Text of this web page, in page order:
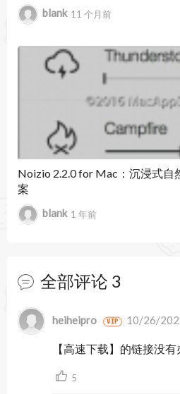
深空，沙漠，农场，青蛙和
车内部，键盘打字，凯蒂·
猫子，十月的雨，旧打字机
音，游乐场，河流，帆船，
机，地铁，夏夜，晴天，雷
裂缝，白噪声，风铃，冬季
波，Gamma波，Delta波，
立即下载Noizio，以获取一
Noizio应用程序将对您有用：
•作为按摩音乐或瑜伽和冥
•放松的声音使您睡得香甜
blank 11 个月前
Noizio 2.2.0 for Mac：沉浸式自
案
blank 1 年前
全部评论 3
暂无跟帖
heiheipro VIP 10/26/
【高速下载】的链接没
5